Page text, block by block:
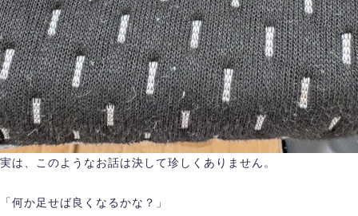
実は、このようなお話は決して珍しくありません。
「何か足せば良くなるかな？」